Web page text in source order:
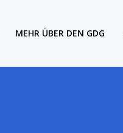
MEHR ÜBER DEN GDG